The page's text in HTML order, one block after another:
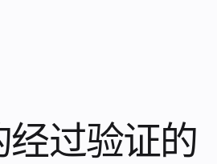
过验证的